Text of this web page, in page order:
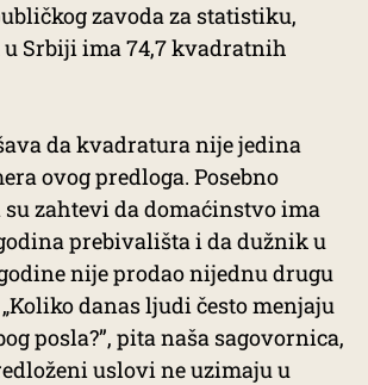
zavoda za statistiku,
u Srbiji ima 74,7 kvadratnih
da kvadratura nije jedina
ovog predloga. Posebno
zahtevi da domaćinstvo ima
prebivališta i da dužnik u
nije prodao nijednu drugu
danas ljudi često menjaju
posla?”, pita naša sagovornica,
uslovi ne uzimaju u